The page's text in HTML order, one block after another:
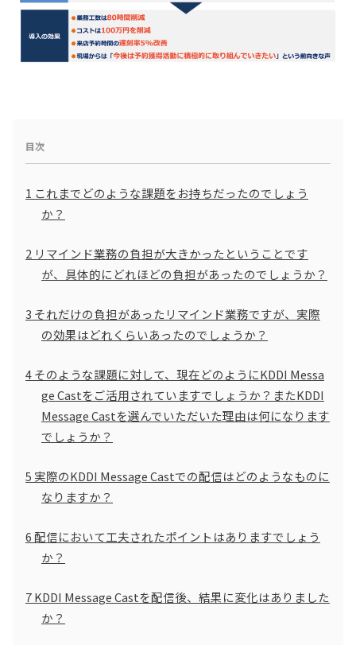
目次
1 これまでどのような課題をお持ちだったのでしょう
か？
2 リマインド業務の負担が大きかったということです
が、具体的にどれほどの負担があったのでしょうか？
3 それだけの負担があったリマインド業務ですが、実際
の効果はどれくらいあったのでしょうか？
4そのような課題に対して、現在どのようにKDDI Messa
ge Castをご活用されていますでしょうか？またKDDI
Message Castを選んでいただいた理由は何になります
でしょうか？
5 実際のKDDI Message Castでの配信はどのようなものに
なりますか？
6配信において工夫されたポイントはありますでしょう
か？
7KDDI Message Castを配信後、結果に変化はありました
か？